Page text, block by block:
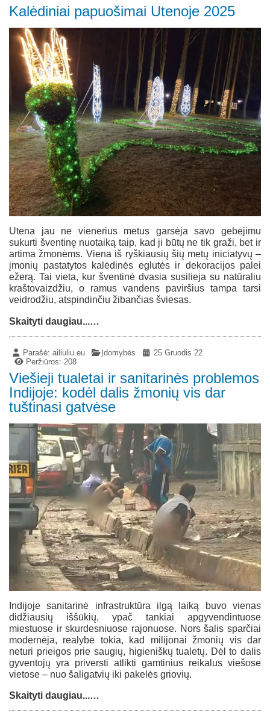
Kalėdiniai papuošimai Utenoje 2025
Utena jau ne vienerius metus garsėja savo gebėjimu
sukurti šventinę nuotaiką taip, kad ji būtų ne tik graži, bet ir
artima žmonėms. Viena iš ryškiausių šių metų iniciatyvų –
įmonių pastatytos kalėdinės eglutės ir dekoracijos palei
ežerą. Tai vieta, kur šventinė dvasia susilieja su natūraliu
kraštovaizdžiu, o ramus vandens paviršius tampa tarsi
veidrodžiu, atspindinčiu žibančias šviesas.
Skaityti daugiau...…
Parašė:ailiuliu.eu Įdomybės
25 Gruodis 22
Peržiūros: 208
Viešieji tualetai ir sanitarinės problemos
Indijoje: kodėl dalis žmonių vis dar
tuštinasi gatvėse
Indijoje sanitarinė infrastruktūra ilgą laiką buvo vienas
didžiausių iššūkių, ypač tankiai apgyvendintuose
miestuose ir skurdesniuose rajonuose. Nors šalis sparčiai
modernėja, realybė tokia, kad milijonai žmonių vis dar
neturi prieigos prie saugių, higieniškų tualetų. Dėl to dalis
gyventojų yra priversti atlikti gamtinius reikalus viešose
vietose – nuo šaligatvių iki pakelės griovių.
Skaityti daugiau...…